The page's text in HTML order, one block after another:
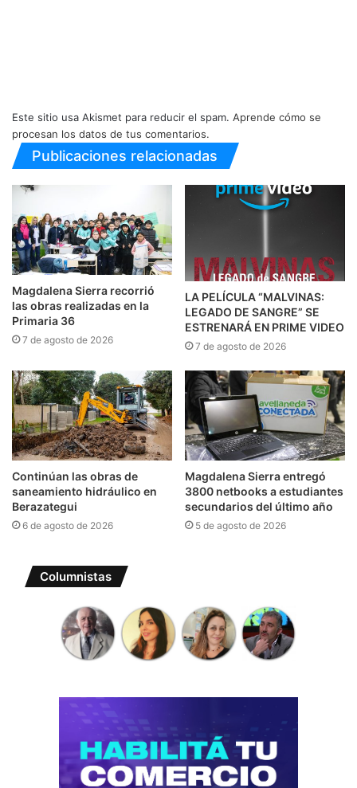
Este sitio usa Akismet para reducir el spam. Aprende cómo se
procesan los datos de tus comentarios.
Publicaciones relacionadas
Magdalena Sierra recorrió
las obras realizadas en la
Primaria 36
7 de agosto de 2026
LA PELÍCULA “MALVINAS:
LEGADO DE SANGRE” SE
ESTRENARÁ EN PRIME VIDEO
7 de agosto de 2026
Continúan las obras de
saneamiento hidráulico en
Berazategui
6 de agosto de 2026
Magdalena Sierra entregó
3800 netbooks a estudiantes
secundarios del último año
5 de agosto de 2026
Columnistas